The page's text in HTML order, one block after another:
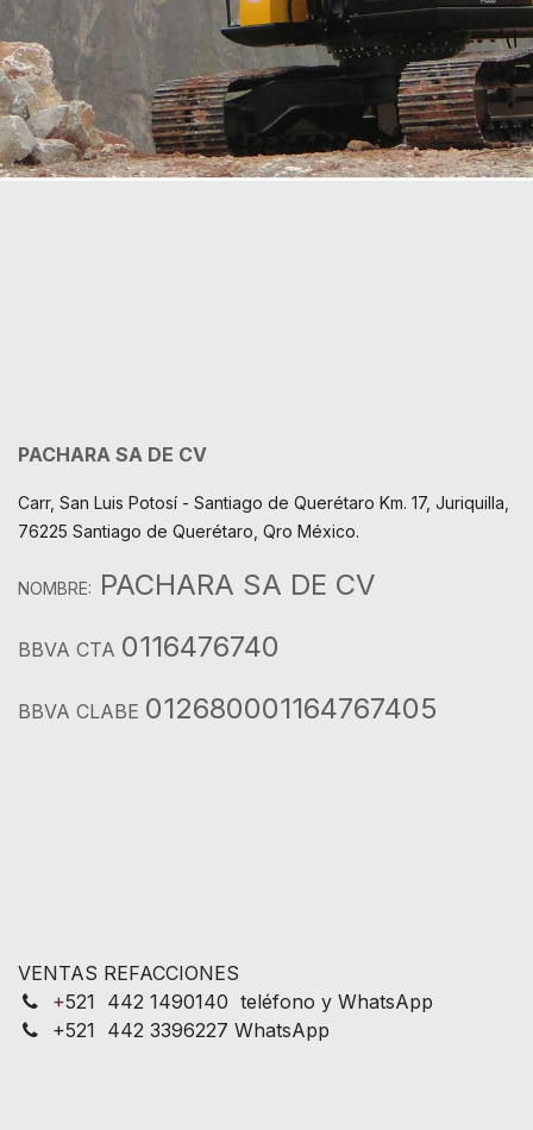
PACHARA SA DE CV
Carr, San Luis Potosí - Santiago de Querétaro Km. 17, Juriquilla,
76225 Santiago de Querétaro, Qro México.
NOMBRE: PACHARA SA DE CV
BBVA CTA 0116476740
BBVA CLABE 012680001164767405
VENTAS REFACCIONES
+521 442 1490140 teléfono y WhatsApp
+521 442 3396227 WhatsApp